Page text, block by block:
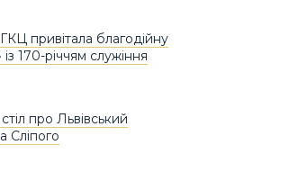
привітала благодійну
170-річчям служіння
про Львівський
Сліпого